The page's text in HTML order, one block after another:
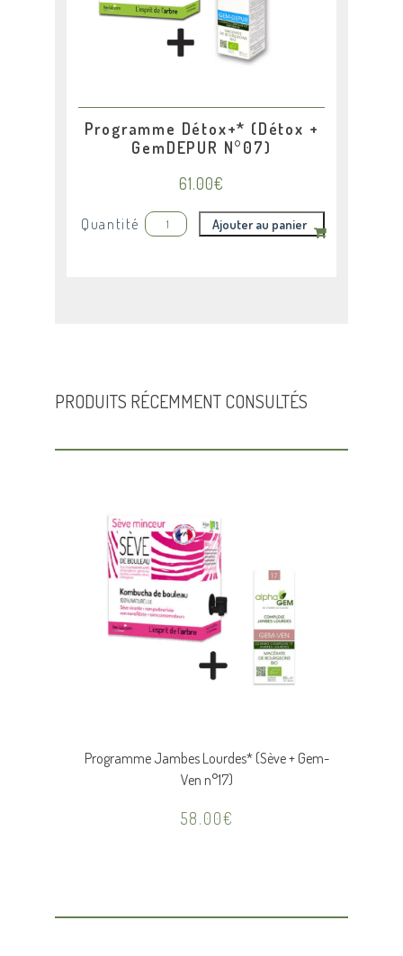
Programme Détox+* (Détox +
GemDEPUR N°07)
61.00€
Quantité Ajouter au panier
PRODUITS RÉCEMMENT CONSULTÉS
Programme Jambes Lourdes* (Sève + Gem-
Ven n°17)
58.00€